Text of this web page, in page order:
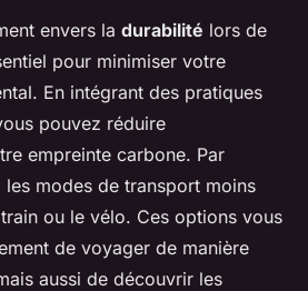
envers la durabilité lors de
pour minimiser votre
En intégrant des pratiques
pouvez réduire
empreinte carbone. Par
modes de transport moins
ou le vélo. Ces options vous
de voyager de manière
aussi de découvrir les